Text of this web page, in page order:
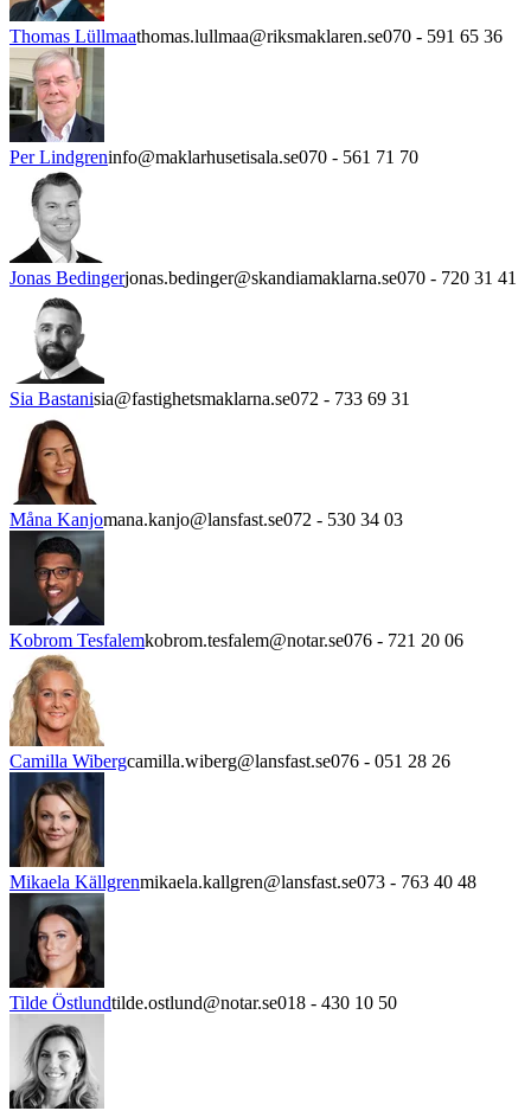
Thomas Lüllmaathomas.lullmaa@riksmaklaren.se070 - 591 65 36
Per Lindgreninfo@maklarhusetisala.se070 - 561 71 70
Jonas Bedingerjonas.bedinger@skandiamaklarna.se070 - 720 31 41
Sia Bastanisia@fastighetsmaklarna.se072 - 733 69 31
Måna Kanjomana.kanjo@lansfast.se072 - 530 34 03
Kobrom Tesfalemkobrom.tesfalem@notar.se076 - 721 20 06
Camilla Wibergcamilla.wiberg@lansfast.se076 - 051 28 26
Mikaela Källgrenmikaela.kallgren@lansfast.se073 - 763 40 48
Tilde Östlundtilde.ostlund@notar.se018 - 430 10 50